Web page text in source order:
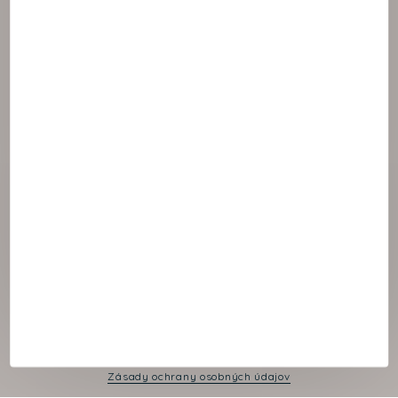
Zásady ochrany osobných údajov